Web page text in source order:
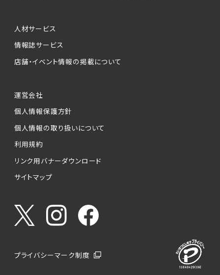
人材サービス
情報誌サービス
店舗・イベント情報の掲載について
運営会社
個人情報保護方針
個人情報の取り扱いについて
利用規約
リンク用バナーダウンロード
サイトマップ
プライバシーマーク制度